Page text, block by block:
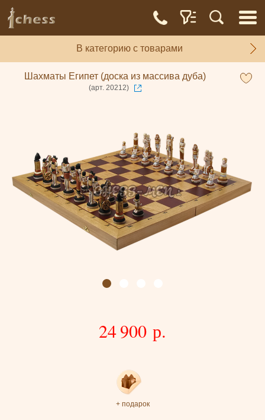
В категорию с товарами
Шахматы Египет (доска из массива дуба)
(арт. 20212)
24 900 р.
+ подарок